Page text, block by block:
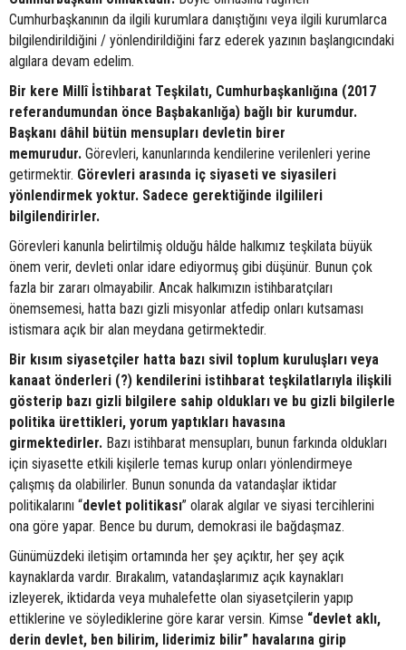
Cumhurbaşkanının da ilgili kurumlara danıştığını veya ilgili kurumlarca
bilgilendirildiğini / yönlendirildiğini farz ederek yazının başlangıcındaki
algılara devam edelim.
Bir kere Millî İstihbarat Teşkilatı, Cumhurbaşkanlığına (2017
referandumundan önce Başbakanlığa) bağlı bir kurumdur.
Başkanı dâhil bütün mensupları devletin birer
memurudur. Görevleri, kanunlarında kendilerine verilenleri yerine
getirmektir. Görevleri arasında iç siyaseti ve siyasileri
yönlendirmek yoktur. Sadece gerektiğinde ilgilileri
bilgilendirirler.
Görevleri kanunla belirtilmiş olduğu hâlde halkımız teşkilata büyük
önem verir, devleti onlar idare ediyormuş gibi düşünür. Bunun çok
fazla bir zararı olmayabilir. Ancak halkımızın istihbaratçıları
önemsemesi, hatta bazı gizli misyonlar atfedip onları kutsaması
istismara açık bir alan meydana getirmektedir.
Bir kısım siyasetçiler hatta bazı sivil toplum kuruluşları veya
kanaat önderleri (?) kendilerini istihbarat teşkilatlarıyla ilişkili
gösterip bazı gizli bilgilere sahip oldukları ve bu gizli bilgilerle
politika ürettikleri, yorum yaptıkları havasına
girmektedirler. Bazı istihbarat mensupları, bunun farkında oldukları
için siyasette etkili kişilerle temas kurup onları yönlendirmeye
çalışmış da olabilirler. Bunun sonunda da vatandaşlar iktidar
politikalarını “devlet politikası” olarak algılar ve siyasi tercihlerini
ona göre yapar. Bence bu durum, demokrasi ile bağdaşmaz.
Günümüzdeki iletişim ortamında her şey açıktır, her şey açık
kaynaklarda vardır. Bırakalım, vatandaşlarımız açık kaynakları
izleyerek, iktidarda veya muhalefette olan siyasetçilerin yapıp
ettiklerine ve söylediklerine göre karar versin. Kimse “devlet aklı,
derin devlet, ben bilirim, liderimiz bilir” havalarına girip